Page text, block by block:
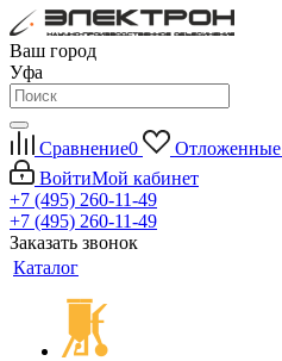
Ваш город
Уфа
Сравнение0 Отложенные
ВойтиМой кабинет
+7 (495) 260-11-49
+7 (495) 260-11-49
Заказать звонок
Каталог